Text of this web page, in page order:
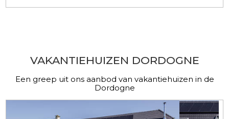
VAKANTIEHUIZEN DORDOGNE
Een greep uit ons aanbod van vakantiehuizen in de
Dordogne